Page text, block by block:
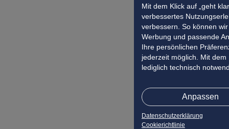
Mit dem Klick auf „geht
verbessertes
verbessern. So können
Werbung und passende
Ihre persönlichen
jederzeit möglich. Mit dem
lediglich technisch
Anpassen
Datenschutzerklärung
Cookierichtlinie